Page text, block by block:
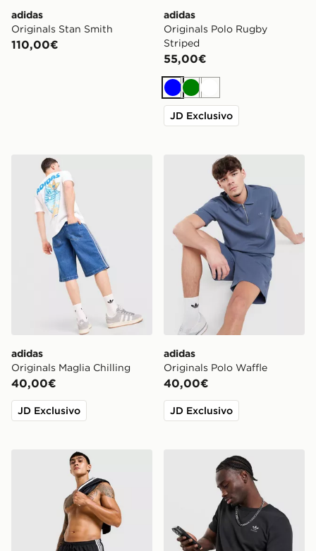
adidas
Originals Stan Smith
110,00€
adidas
Originals Polo Rugby
Striped
55,00€
BluVerdeBianco
JD Exclusivo
adidas Originals Maglia Chilling
adidas
Originals Maglia Chilling
40,00€
JD Exclusivo
adidas Originals Polo
adidas
Originals Polo Waffle
40,00€
JD Exclusivo
adidas Originals Adicolor 3-Stripes 8 Costume
adidas Originals Maglietta